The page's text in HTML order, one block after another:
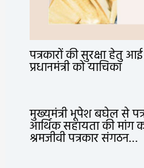
पत्रकारों की सुरक्षा हेतु
प्रधानमंत्री को याचिका
मुख्यमंत्री भूपेश बघेल से
आर्थिक सहायता की मांग
श्रमजीवी पत्रकार संगठन…